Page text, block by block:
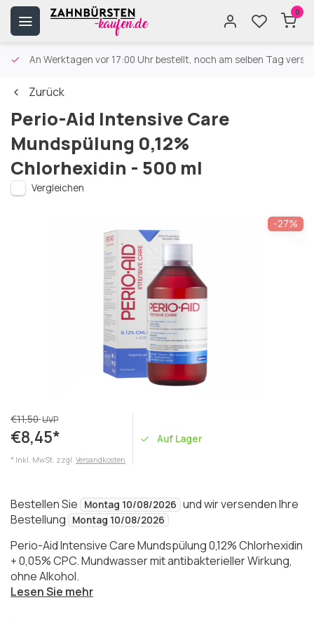
0
An Werktagen vor 17:00 Uhr bestellt, noch am selben Tag
Zurück
Perio-Aid Intensive Care
Mundspülung 0,12%
Chlorhexidin - 500 ml
Vergleichen
-27%
€11,50UVP
€8,45*
* Inkl. MwSt. zzgl. Versandkosten
Auf Lager
Bestellen Sie Montag 10/08/2026 und wir versenden Ihre
Bestellung
Montag 10/08/2026
Perio-Aid Intensive Care Mundspülung 0,12% Chlorhexidin
+ 0,05% CPC. Mundwasser mit antibakterieller Wirkung,
ohne Alkohol.
Lesen Sie mehr